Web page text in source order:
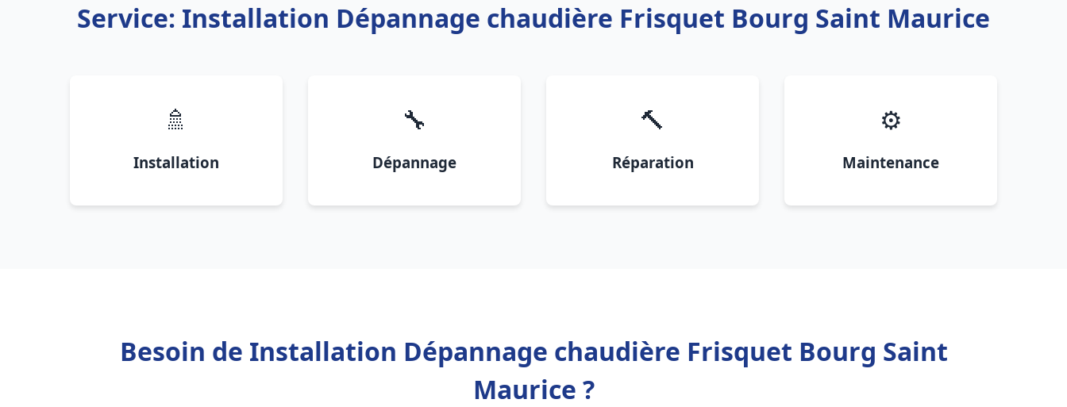
Service: Installation Dépannage chaudière Frisquet Bourg Saint Maurice
🚿
Installation
🔧
Dépannage
🔨
Réparation
⚙️
Maintenance
Besoin de Installation Dépannage chaudière Frisquet Bourg Saint
Maurice ?